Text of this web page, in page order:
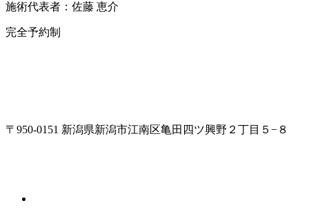
施術代表者：佐藤 恵介
完全予約制
〒950-0151 新潟県新潟市江南区亀田四ツ興野２丁目５−８